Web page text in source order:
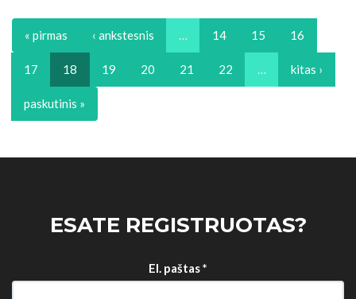
« pirmas ‹ ankstesnis 14 15 16
17 18 19 20 21 22 kitas ›
paskutinis »
ESATE REGISTRUOTAS?
El. paštas*